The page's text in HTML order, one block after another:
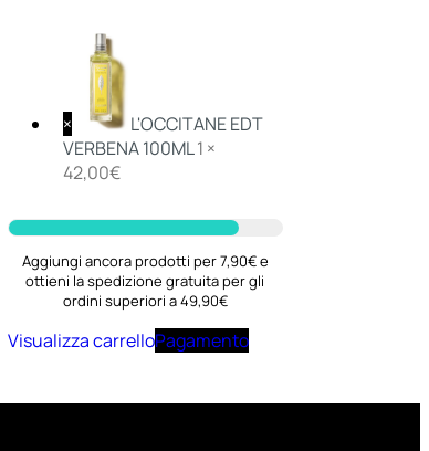
×
L'OCCITANE EDT
VERBENA 100ML1 ×
42,00€
Aggiungi ancora prodotti per 7,90€ e
ottieni la spedizione gratuita per gli
ordini superiori a 49,90€
Visualizza carrelloPagamento